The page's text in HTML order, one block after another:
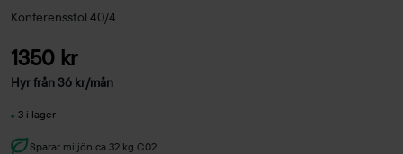
Konferensstol 40/4
1350 kr
Hyr från36 kr/mån
3 i lager
Sparar miljön ca 32 kg C02